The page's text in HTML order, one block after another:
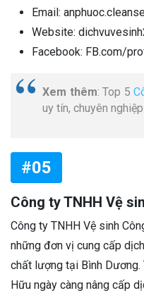
Email:
Website:
Facebook: FB.com/
Xem thêm: Top 5
uy tín, chuyên
#05
Công ty TNHH Vệ
Công ty TNHH Vệ sinh
những đơn vị cung cấp
chất lượng tại Bình
Hữu ngày càng nâng cấp